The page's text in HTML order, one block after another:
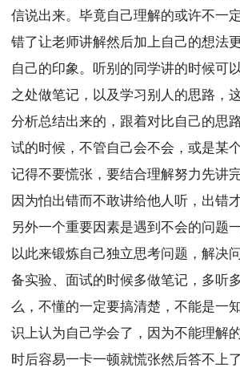
信说出来。毕竟自己理解的或许不一
错了让老师讲解然后加上自己的想法
自己的印象。听别的同学讲的时候可
之处做笔记，以及学习别人的思路，
分析总结出来的，跟着对比自己的思
试的时候，不管自己会不会，或是某
记得不要慌张，要结合理解努力先讲
因为怕出错而不敢讲给他人听，出错
另外一个重要因素是遇到不会的问题
以此来锻炼自己独立思考问题，解决
备实验、面试的时候多做笔记，多听
么，不懂的一定要搞清楚，不能是一
识上认为自己学会了，因为不能理解
时后容易一卡一顿就慌张然后答不上